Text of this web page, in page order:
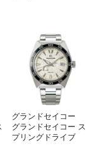
グランドセイコー
グランドセイコー ス
プリングドライブ